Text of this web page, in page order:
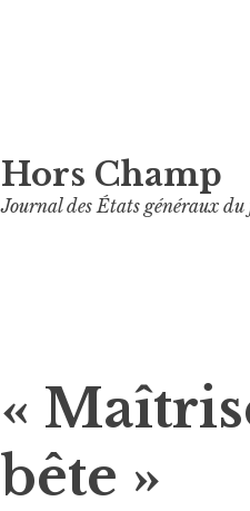
au
contenu
Hors Champ
Journal des États généraux
«
bête »